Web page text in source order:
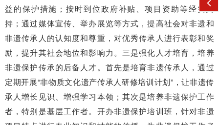
益的保护措施；按时到位政府补贴、项目资助等经费支
持；通过媒体宣传、举办展览等方式，提高社会对非遗和
非遗传承人的认知度和尊重，对优秀传承人进行表彰和奖
励，提升其社会地位和影响力。三是强化人才培育，培养
非遗保护传承的后备人才。首先是培育非遗传承人，通过
定期开展“非物质文化遗产传承人研修培训计划”，让非遗传
承人增长见识、增强学习本领；其次是培养非遗保护工作
者，特别是基层工作者。开办非遗保护培训班，针对非遗